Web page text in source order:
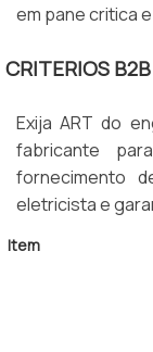
em pane critica
CRITERIOS B2B
Exija ART do
fabricante
fornecimento
eletricista e
Item